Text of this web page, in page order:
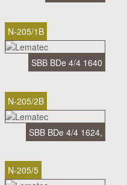
N-205/1B
SBB BDe 4/4 1640
N-205/2B
SBB BDe 4/4 1624,
N-205/5